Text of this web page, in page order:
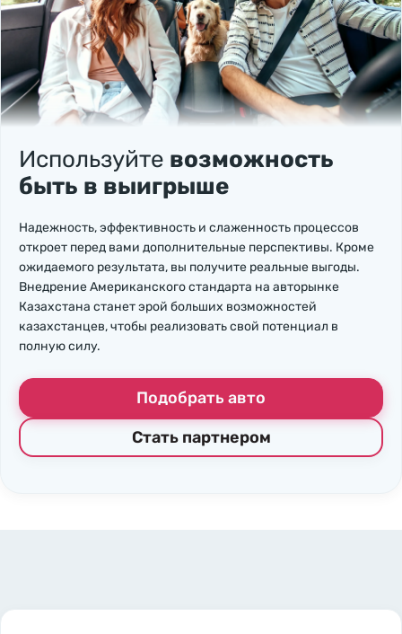
Используйте возможность
быть в выигрыше
Надежность, эффективность и слаженность процессов
откроет перед вами дополнительные перспективы. Кроме
ожидаемого результата, вы получите реальные выгоды.
Внедрение Американского стандарта на авторынке
Казахстана станет эрой больших возможностей
казахстанцев, чтобы реализовать свой потенциал в
полную силу.
Подобрать авто
Стать партнером